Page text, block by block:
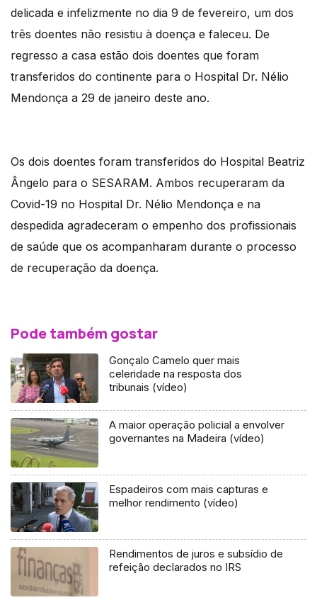
delicada e infelizmente no dia 9 de fevereiro, um dos
três doentes não resistiu à doença e faleceu. De
regresso a casa estão dois doentes que foram
transferidos do continente para o Hospital Dr. Nélio
Mendonça a 29 de janeiro deste ano.
Os dois doentes foram transferidos do Hospital Beatriz
Ângelo para o SESARAM. Ambos recuperaram da
Covid-19 no Hospital Dr. Nélio Mendonça e na
despedida agradeceram o empenho dos profissionais
de saúde que os acompanharam durante o processo
de recuperação da doença.
Pode também gostar
Gonçalo Camelo quer mais
celeridade na resposta dos
tribunais (vídeo)
A maior operação policial a envolver
governantes na Madeira (vídeo)
Espadeiros com mais capturas e
melhor rendimento (vídeo)
Rendimentos de juros e subsídio de
refeição declarados no IRS